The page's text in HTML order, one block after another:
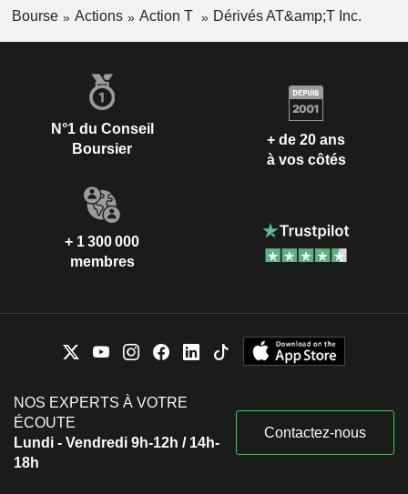
Bourse Actions Action T Dérivés AT&amp;T Inc.
N°1 du Conseil
Boursier
+ de 20 ans
à vos côtés
+ 1 300 000
membres
NOS EXPERTS À VOTRE
ÉCOUTE
Lundi - Vendredi 9h-12h / 14h-
18h
Contactez-nous